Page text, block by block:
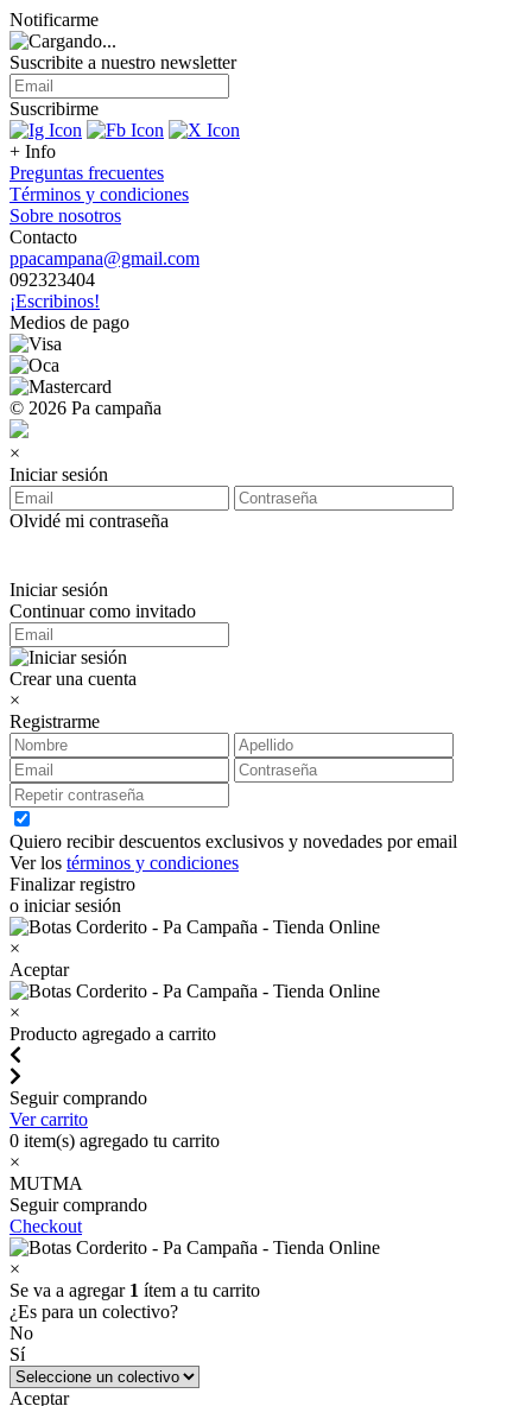
Notificarme
Suscribite a nuestro newsletter
Suscribirme
+ Info
Preguntas frecuentes
Términos y condiciones
Sobre nosotros
Contacto
ppacampana@gmail.com
092323404
¡Escribinos!
Medios de pago
© 2026 Pa campaña
×
Iniciar sesión
Olvidé mi contraseña
Iniciar sesión
Continuar como invitado
Crear una cuenta
×
Registrarme
Quiero recibir descuentos exclusivos y novedades por email
Ver los términos y condiciones
Finalizar registro
o iniciar sesión
×
Aceptar
×
Producto agregado a carrito
Seguir comprando
Ver carrito
0 item(s) agregado tu carrito
×
MUTMA
Seguir comprando
Checkout
×
Se va a agregar 1 ítem a tu carrito
¿Es para un colectivo?
No
Sí
Aceptar